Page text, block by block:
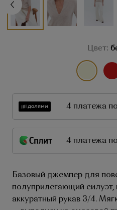
Цвет:
выбор
4 платежа
4 платежа
Базовый джемпер для
полуприлегающий
аккуратный рукав 3/4.